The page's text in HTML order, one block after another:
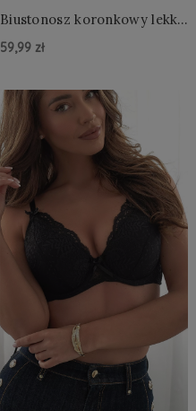
Biustonosz koronkowy lekki
59,99 zł
Do Koszyka »